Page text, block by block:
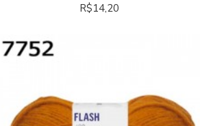
R$14,20